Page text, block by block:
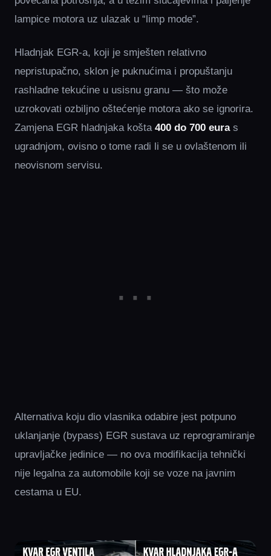
lampice motora uz ulazak u “limp mode”.
Hladnjak EGR-a, koji je smješten relativno
nepristupačno, sklon je puknućima i propuštanju
rashladne tekućine u usisnu granu — što može
uzrokovati ozbiljno oštećenje motora ako se ignorira.
Zamjena EGR hladnjaka košta 400 do 700 euras
ugradnjom, ovisno o tome radi li se u ovlaštenom ili
neovisnom servisu.
Alternativa koju dio vlasnika odabire jest potpuno
uklanjanje (bypass) EGR sustava uz reprogramiranje
upravljačke jedinice — no ova modifikacija tehnički
nije legalna za automobile koji se voze na javnim
cestama u EU.